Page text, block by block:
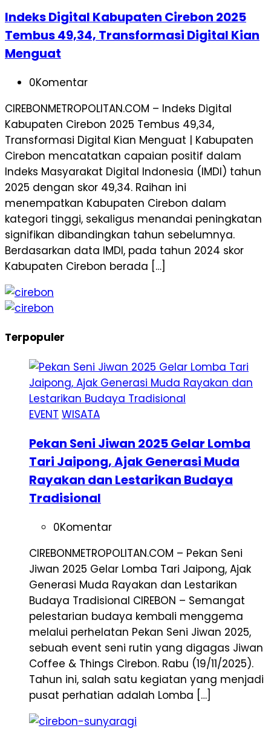
Indeks Digital Kabupaten Cirebon 2025
Tembus 49,34, Transformasi Digital Kian
Menguat
0Komentar
CIREBONMETROPOLITAN.COM – Indeks Digital
Kabupaten Cirebon 2025 Tembus 49,34,
Transformasi Digital Kian Menguat | Kabupaten
Cirebon mencatatkan capaian positif dalam
Indeks Masyarakat Digital Indonesia (IMDI) tahun
2025 dengan skor 49,34. Raihan ini
menempatkan Kabupaten Cirebon dalam
kategori tinggi, sekaligus menandai peningkatan
signifikan dibandingkan tahun sebelumnya.
Berdasarkan data IMDI, pada tahun 2024 skor
Kabupaten Cirebon berada […]
Terpopuler
EVENT WISATA
Pekan Seni Jiwan 2025 Gelar Lomba
Tari Jaipong, Ajak Generasi Muda
Rayakan dan Lestarikan Budaya
Tradisional
0Komentar
CIREBONMETROPOLITAN.COM – Pekan Seni
Jiwan 2025 Gelar Lomba Tari Jaipong, Ajak
Generasi Muda Rayakan dan Lestarikan
Budaya Tradisional CIREBON – Semangat
pelestarian budaya kembali menggema
melalui perhelatan Pekan Seni Jiwan 2025,
sebuah event seni rutin yang digagas Jiwan
Coffee & Things Cirebon. Rabu (19/11/2025).
Tahun ini, salah satu kegiatan yang menjadi
pusat perhatian adalah Lomba […]